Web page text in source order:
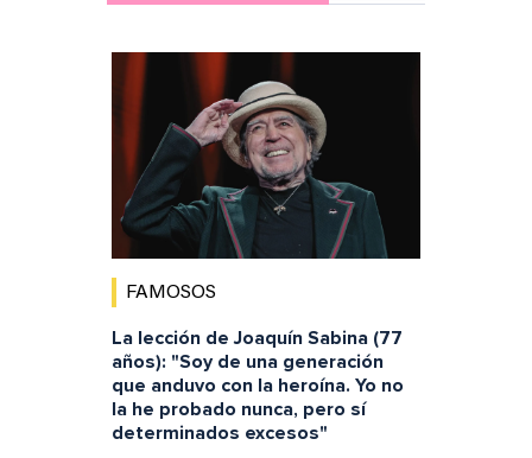
FAMOSOS
La lección de Joaquín Sabina (77
años): "Soy de una generación
que anduvo con la heroína. Yo no
la he probado nunca, pero sí
determinados excesos"